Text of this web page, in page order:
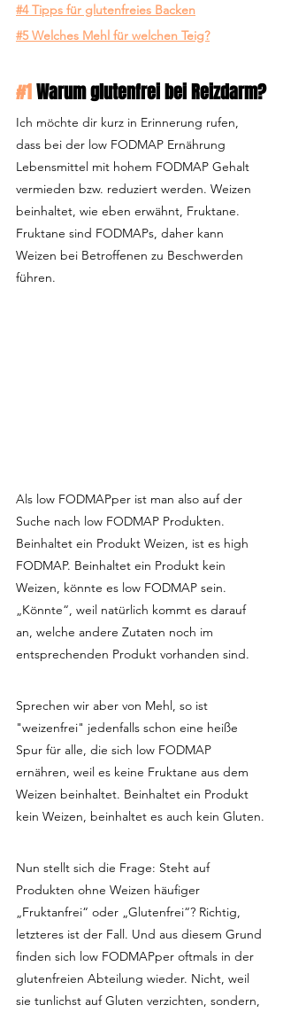
#4 Tipps für glutenfreies Backen
#5 Welches Mehl für welchen Teig?
#1 Warum glutenfrei bei Reizdarm?
Ich möchte dir kurz in Erinnerung rufen,
dass bei der low FODMAP Ernährung
Lebensmittel mit hohem FODMAP Gehalt
vermieden bzw. reduziert werden. Weizen
beinhaltet, wie eben erwähnt, Fruktane.
Fruktane sind FODMAPs, daher kann
Weizen bei Betroffenen zu Beschwerden
führen.
Als low FODMAPper ist man also auf der
Suche nach low FODMAP Produkten.
Beinhaltet ein Produkt Weizen, ist es high
FODMAP. Beinhaltet ein Produkt kein
Weizen, könnte es low FODMAP sein.
„Könnte“, weil natürlich kommt es darauf
an, welche andere Zutaten noch im
entsprechenden Produkt vorhanden sind.
Sprechen wir aber von Mehl, so ist
"weizenfrei" jedenfalls schon eine heiße
Spur für alle, die sich low FODMAP
ernähren, weil es keine Fruktane aus dem
Weizen beinhaltet. Beinhaltet ein Produkt
kein Weizen, beinhaltet es auch kein Gluten.
Nun stellt sich die Frage: Steht auf
Produkten ohne Weizen häufiger
„Fruktanfrei“ oder „Glutenfrei“? Richtig,
letzteres ist der Fall. Und aus diesem Grund
finden sich low FODMAPper oftmals in der
glutenfreien Abteilung wieder. Nicht, weil
sie tunlichst auf Gluten verzichten, sondern,